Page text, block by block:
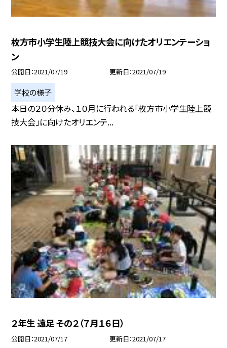
枚方市小学生陸上競技大会に向けたオリエンテーショ
ン
公開日 2021/07/19 更新日 2021/07/19
学校の様子
本日の２０分休み、１０月に行われる「枚方市小学生陸上競
技大会」に向けたオリエンテ...
２年生 遠足 その２（７月１６日）
公開日 2021/07/17 更新日 2021/07/17